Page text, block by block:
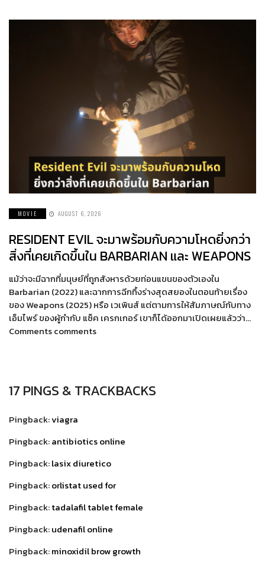
MOVIE AUGUST 6, 2026
RESIDENT EVIL จะมาพร้อมกับความโหดยิ่งกว่า
สิ่งที่เคยเกิดขึ้นใน BARBARIAN และ WEAPONS
แม้ว่าจะมีฉากที่มนุษย์ที่ถูกสังหารด้วยท่อนแขนของตัวเองใน
Barbarian (2022) และฉากการฉีกทึ้งร่างสุดสยองในตอนท้ายเรื่อง
ของ Weapons (2025) หรือ เวเพินส์ แต่ตามการให้สัมภาษณ์กับทาง
เอ็มไพร์ ของผู้กำกับ แซ็ค เครกเกอร์ เขาก็ได้ออกมาเปิดเผยแล้วว่า…
Comments comments
17 PINGS & TRACKBACKS
Pingback:viagra
Pingback:antibiotics online
Pingback:lasix diuretico
Pingback:orlistat used for
Pingback:tadalafil tablet female
Pingback:udenafil online
Pingback:minoxidil brow growth